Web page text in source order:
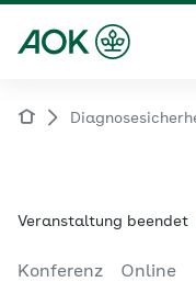
Veranstaltung beendet
Konferenz Online